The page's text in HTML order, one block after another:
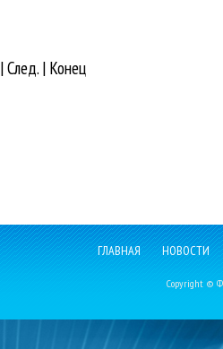
| След. | Конец
ГЛАВНАЯ НОВОСТИ
Copyright ©